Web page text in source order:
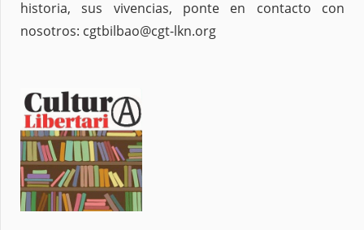
historia, sus vivencias, ponte en contacto con
nosotros: cgtbilbao@cgt-lkn.org